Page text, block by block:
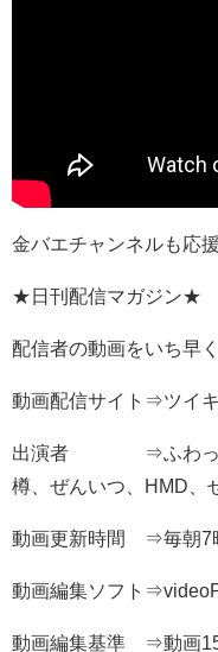
金バエチャンネルも応
★日刊配信マガジン★
配信者の動画をいち早
動画配信サイト⇒ツイ
出演者 ⇒ふわっち
樽、ぜんいつ、HMD、
動画更新時間 ⇒毎朝7
動画編集ソフト
動画編集基準 ⇒動画15